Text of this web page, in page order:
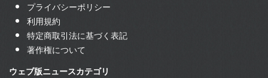
プライバシーポリシー
利用規約
特定商取引法に基づく表記
著作権について
ウェブ版ニュースカテゴリ